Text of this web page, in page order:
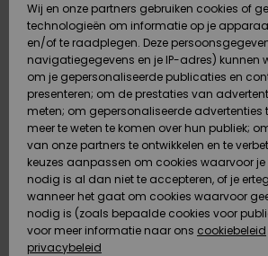
Schoenen &
Slippers
Surf /
Water
Snow
Nieuw
Schoenen &
Slippers
Surf /
Water
Sneeuw
Nieuw
Highlights
Snow
SURF
Highlights
Community
SNOW
Dames
Snow Shop
Highlights
Gemeenschap
SALE ON
SALE
VROUW
OUTLET
Regio- En
Taalinstellingen
Betaling
Giftcard
Quiksilver
Freedom
Wij en onze partners gebruiken cookies of
technologieën om informatie op je
en/of te raadplegen. Deze
navigatiegegevens en je IP-adres) kunnen
om je gepersonaliseerde publicaties en
presenteren; om de prestaties van
meten; om gepersonaliseerde advertenties
meer te weten te komen over hun publiek;
van onze partners te ontwikkelen en te
keuzes aanpassen om cookies waarvoor
nodig is al dan niet te accepteren, of je
wanneer het gaat om cookies waarvoor
nodig is (zoals bepaalde cookies voor
voor meer informatie naar ons cookiebeleid
privacybeleid